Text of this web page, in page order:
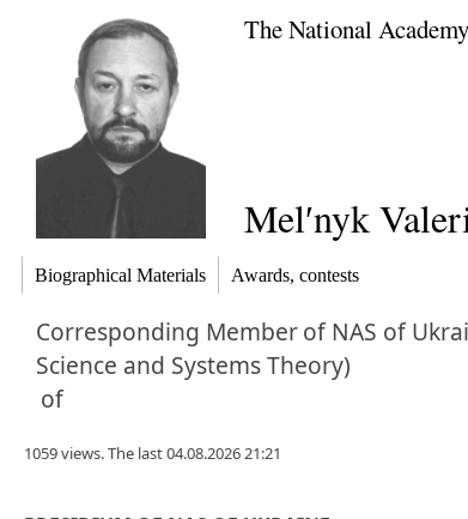
The National
Melʹnyk
Biographical Materials Awards, contests
Corresponding Memberof NAS of
Science and Systems Theory)
of
1059 views. The last 04.08.2026 21:21